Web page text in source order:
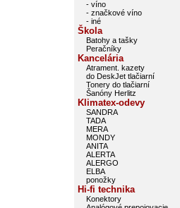
- víno
- značkové víno
- iné
Škola
Batohy a tašky
Peračníky
Kancelária
Atrament. kazety
do DeskJet tlačiarní
Tonery do tlačiarní
Šanóny Herlitz
Klimatex-odevy
SANDRA
TADA
MERA
MONDY
ANITA
ALERTA
ALERGO
ELBA
ponožky
Hi-fi technika
Konektory